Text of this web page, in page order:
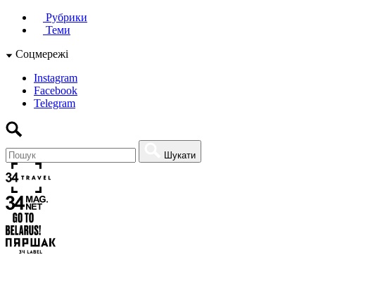
Рубрики
Теми
Соцмережі
Instagram
Facebook
Telegram
Шукати